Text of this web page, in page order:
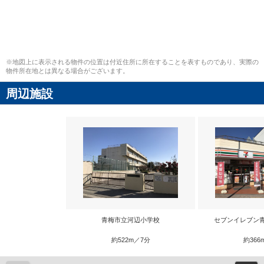
※地図上に表示される物件の位置は付近住所に所在することを表すものであり、実際の
物件所在地とは異なる場合がございます。
周辺施設
青梅市立河辺小学校
約522m／7分
セブンイレブン
約